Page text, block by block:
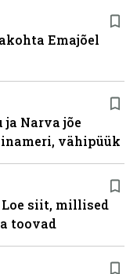
Emajõel
ja Narva jõe
vähipüük
siit, millised
toovad